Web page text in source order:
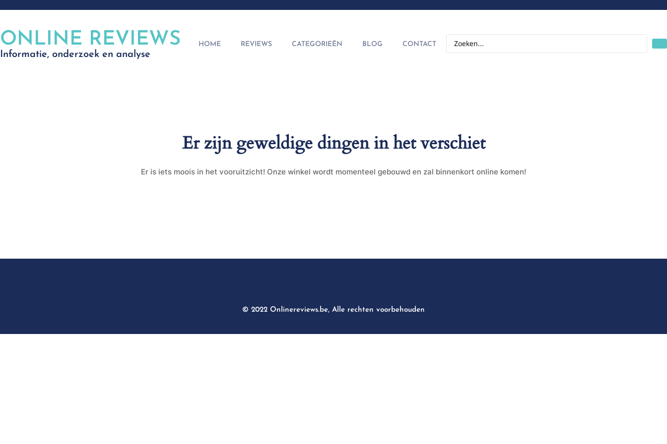
ONLINE REVIEWS
Informatie, onderzoek en analyse
HOME REVIEWS CATEGORIEËN BLOG CONTACT
Er zijn geweldige dingen in het verschiet
Er is iets moois in het vooruitzicht! Onze winkel wordt momenteel gebouwd en zal binnenkort online komen!
© 2022 Onlinereviews.be, Alle rechten voorbehouden